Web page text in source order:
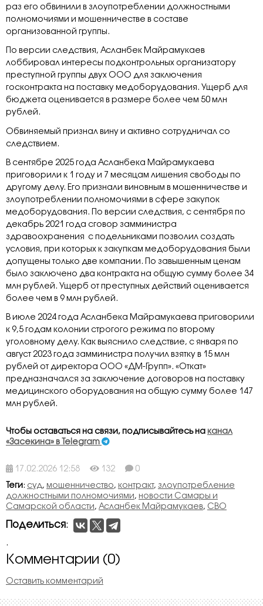
раз его обвинили в злоупотреблении должностными
полномочиями и мошенничестве в составе
организованной группы.
По версии следствия, Асланбек Майрамукаев
лоббировал интересы подконтрольных организатору
преступной группы двух ООО для заключения
госконтракта на поставку медоборудования. Ущерб для
бюджета оценивается в размере более чем 50 млн
рублей.
Обвиняемый признал вину и активно сотрудничал со
следствием.
В сентябре 2025 года Асланбека Майрамукаева
приговорили к 1 году и 7 месяцам лишения свободы по
другому делу. Его признали виновным в мошенничестве и
злоупотреблении полномочиями в сфере закупок
медоборудования. По версии следствия, с сентября по
декабрь 2021 года сговор замминистра
здравоохранения с подельниками позволил создать
условия, при которых к закупкам медоборудования были
допущены только две компании. По завышенным ценам
было заключено два контракта на общую сумму более 34
млн рублей. Ущерб от преступных действий оценивается
более чем в 9 млн рублей.
В июле 2024 года Асланбека Майрамукаева приговорили
к 9,5 годам колонии строгого режима по второму
уголовному делу. Как выяснило следствие, с января по
август 2023 года замминистра получил взятку в 15 млн
рублей от директора ООО «ДМ-Групп». «Откат»
предназначался за заключение договоров на поставку
медицинского оборудования на общую сумму более 147
млн рублей.
Чтобы оставаться на связи, подписывайтесь на канал
«Засекина» в Telegram
17.02.2026 12:58 132 0
Теги: суд, мошенничество, контракт, злоупотребление
должностными полномочиями, новости Самары и
Самарской области, Асланбек Майрамукаев, СВО
Поделиться :
.
Комментарии (0)
Оставить комментарий